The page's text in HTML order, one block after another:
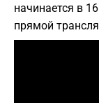
начинается в
прямой